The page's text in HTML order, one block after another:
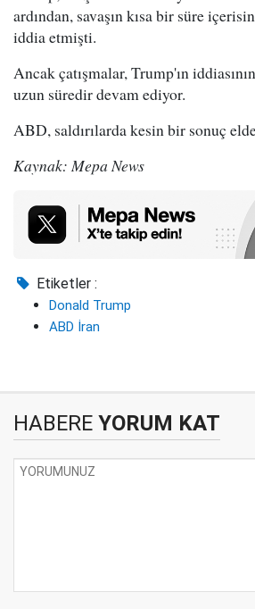
ardından, savaşın kısa bir süre
iddia etmişti.
Ancak çatışmalar, Trump'ın
uzun süredir devam ediyor.
ABD, saldırılarda kesin bir sonuç
Kaynak: Mepa News
Etiketler :
Donald Trump
ABD İran
HABERE YORUM KAT